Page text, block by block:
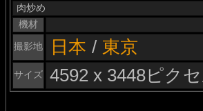
肉炒め
機材
撮影地
日本 / 東京
サイズ 4592 x 3448ピク